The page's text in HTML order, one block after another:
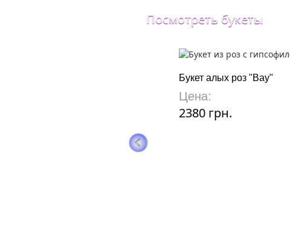
Посмотреть букеты
Букет алых роз "Вау"
Цена:
2380 грн.